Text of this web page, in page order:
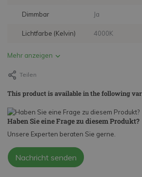
Dimmbar Ja
Lichtfarbe (Kelvin) 4000K
Mehr anzeigen
Teilen
This product is available in the following
Haben Sie eine Frage zu diesem Produkt?
Unsere Experten beraten Sie gerne.
Nachricht senden